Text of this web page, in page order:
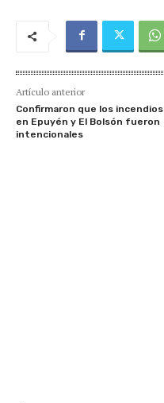
Artículo anterior
Confirmaron que los incendios
en Epuyén y El Bolsón fueron
intencionales